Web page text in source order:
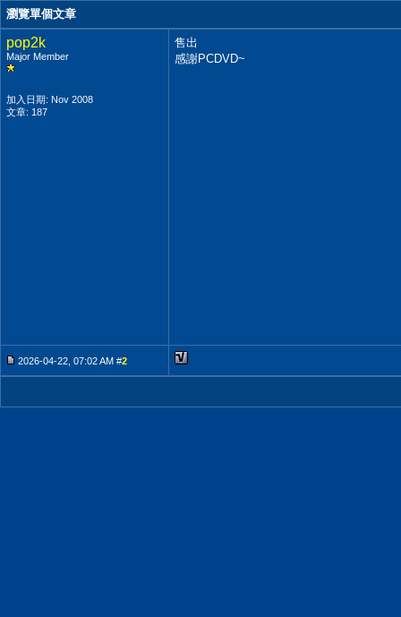
瀏覽單個文章
pop2k
Major Member
加入日期: Nov 2008
文章: 187
售出
感謝PCDVD~
2026-04-22, 07:02 AM #2